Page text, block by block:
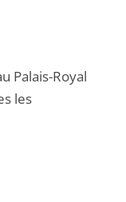
Palais-Royal
les